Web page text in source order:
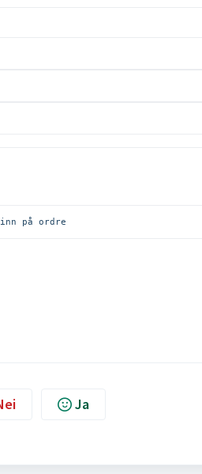
på ordre
Ja